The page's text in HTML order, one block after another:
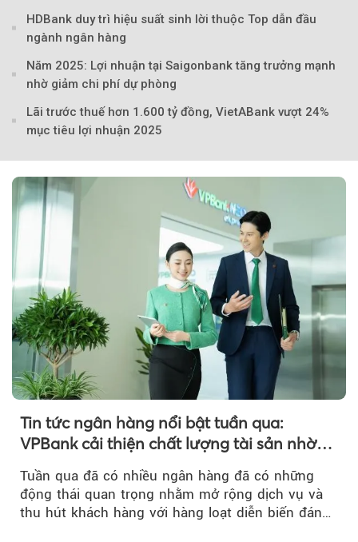
HDBank duy trì hiệu suất sinh lời thuộc Top dẫn đầu
ngành ngân hàng
Năm 2025: Lợi nhuận tại Saigonbank tăng trưởng mạnh
nhờ giảm chi phí dự phòng
Lãi trước thuế hơn 1.600 tỷ đồng, VietABank vượt 24%
mục tiêu lợi nhuận 2025
Tin tức ngân hàng nổi bật tuần qua:
VPBank cải thiện chất lượng tài sản nhờ
quản trị rủi ro và công nghệ
Tuần qua đã có nhiều ngân hàng đã có những
động thái quan trọng nhằm mở rộng dịch vụ và
thu hút khách hàng với hàng loạt diễn biến đáng